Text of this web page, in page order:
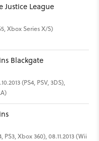
Justice League
Xbox Series X/S)
Blackgate
(PS4, PSV, 3DS),
PS3, Xbox 360), 08.11.2013 (Wii